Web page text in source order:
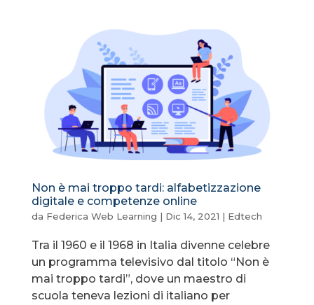
Non è mai troppo tardi: alfabetizzazione
digitale e competenze online
da Federica Web Learning | Dic 14, 2021 | Edtech
Tra il 1960 e il 1968 in Italia divenne celebre
un programma televisivo dal titolo “Non è
mai troppo tardi”, dove un maestro di
scuola teneva lezioni di italiano per